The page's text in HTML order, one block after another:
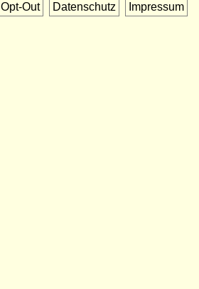
Opt-Out Datenschutz Impressum